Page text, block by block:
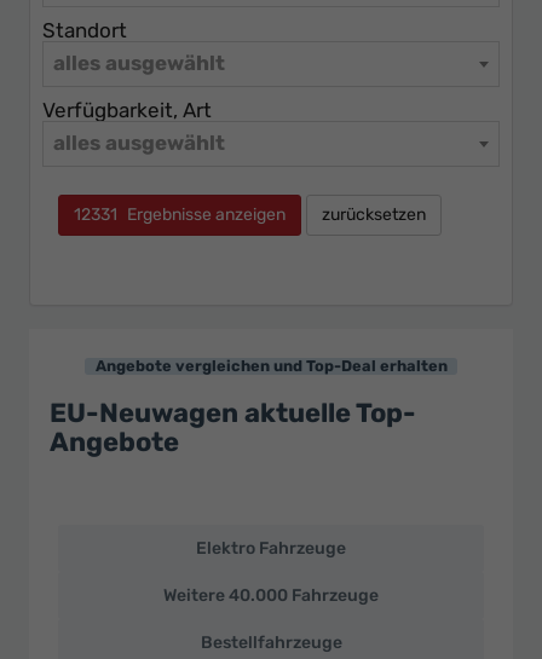
Standort
alles ausgewählt
Verfügbarkeit, Art
alles ausgewählt
12331 Ergebnisse anzeigen zurücksetzen
Angebote vergleichen und Top-Deal erhalten
EU-Neuwagen aktuelle Top-
Angebote
Neuwagen
Elektro Fahrzeuge
Weitere 40.000 Fahrzeuge
Bestellfahrzeuge